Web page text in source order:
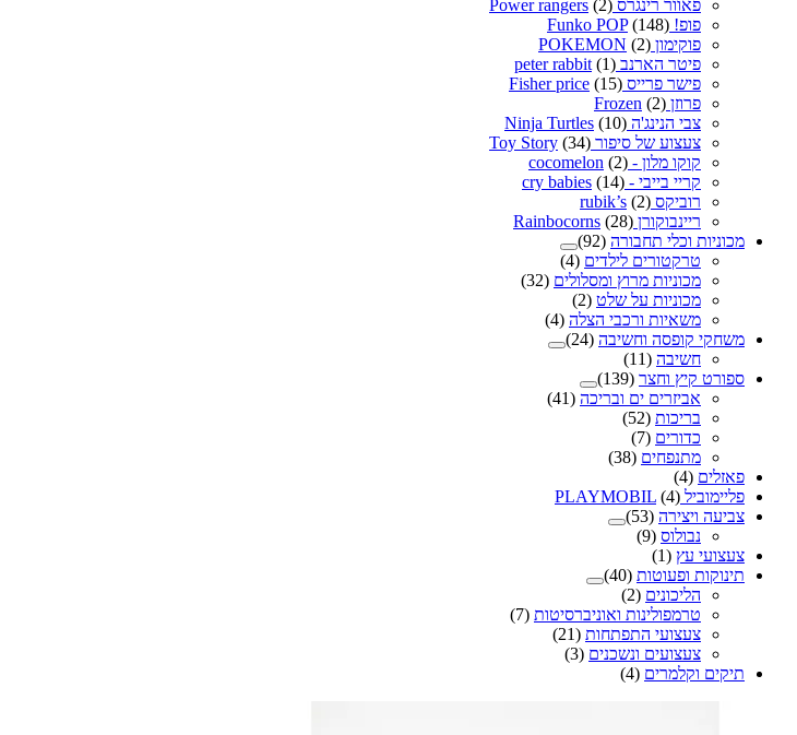
פאוור רינגרס Power rangers (2)
פופ! Funko POP (148)
פוקימון POKEMON (2)
פיטר הארנב peter rabbit (1)
פישר פרייס Fisher price (15)
פרוזן Frozen (2)
צבי הנינג'ה Ninja Turtles (10)
צעצוע של סיפור Toy Story (34)
קוקו מלון - cocomelon (2)
קריי בייבי - cry babies (14)
רוביקס rubik’s (2)
ריינבוקורן Rainbocorns (28)
מכוניות וכלי תחבורה (92)
טרקטורים לילדים (4)
מכוניות מרוץ ומסלולים (32)
מכוניות על שלט (2)
משאיות ורכבי הצלה (4)
משחקי קופסה וחשיבה (24)
חשיבה (11)
ספורט קיץ וחצר (139)
אביזרים ים ובריכה (41)
בריכות (52)
כדורים (7)
מתנפחים (38)
פאזלים (4)
פליימוביל PLAYMOBIL (4)
צביעה ויצירה (53)
נבולוס (9)
צעצועי עץ (1)
תינוקות ופעוטות (40)
הליכונים (2)
טרמפולינות ואוניברסיטות (7)
צעצועי התפתחות (21)
צעצועים ונשכנים (3)
תיקים וקלמרים (4)